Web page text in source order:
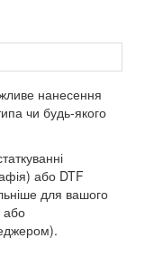
нанесення
чи будь-якого
або DTF
для вашого
або